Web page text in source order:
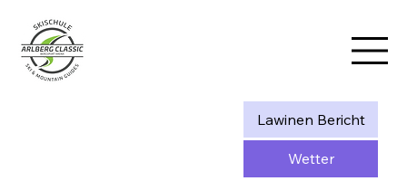
Lawinen Bericht
Wetter